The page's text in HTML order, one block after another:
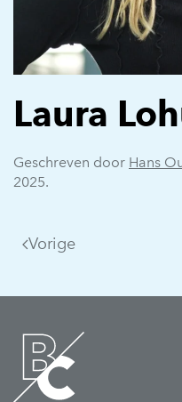
Laura
Geschreven door Hans
2025.
Vorige